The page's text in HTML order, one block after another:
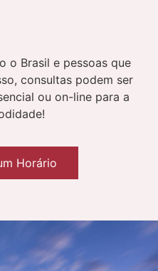
o Brasil e pessoas que
consultas podem ser
ou on-line para a
Horário